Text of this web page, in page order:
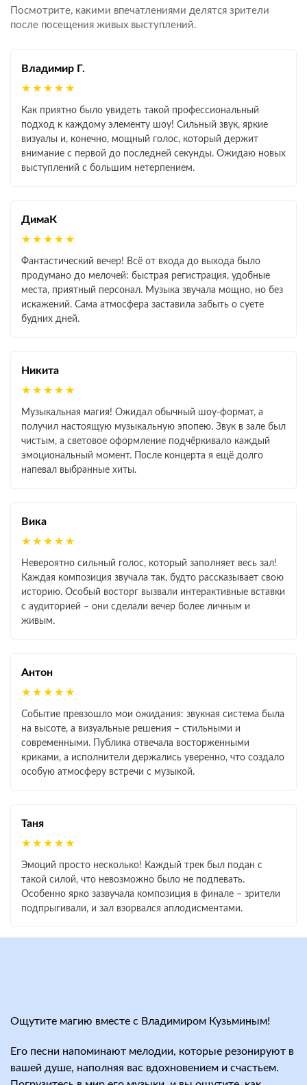
Посмотрите, какими впечатлениями делятся зрители
после посещения живых выступлений.
Владимир Г.
★★★★★
Как приятно было увидеть такой профессиональный
подход к каждому элементу шоу! Сильный звук, яркие
визуалы и, конечно, мощный голос, который держит
внимание с первой до последней секунды. Ожидаю новых
выступлений с большим нетерпением.
ДимаК
★★★★★
Фантастический вечер! Всё от входа до выхода было
продумано до мелочей: быстрая регистрация, удобные
места, приятный персонал. Музыка звучала мощно, но без
искажений. Сама атмосфера заставила забыть о суете
будних дней.
Никита
★★★★★
Музыкальная магия! Ожидал обычный шоу‑формат, а
получил настоящую музыкальную эпопею. Звук в зале был
чистым, а световое оформление подчёркивало каждый
эмоциональный момент. После концерта я ещё долго
напевал выбранные хиты.
Вика
★★★★★
Невероятно сильный голос, который заполняет весь зал!
Каждая композиция звучала так, будто рассказывает свою
историю. Особый восторг вызвали интерактивные вставки
с аудиторией – они сделали вечер более личным и
живым.
Антон
★★★★★
Событие превзошло мои ожидания: звукная система была
на высоте, а визуальные решения – стильными и
современными. Публика отвечала восторженными
криками, а исполнители держались уверенно, что создало
особую атмосферу встречи с музыкой.
Таня
★★★★★
Эмоций просто несколько! Каждый трек был подан с
такой силой, что невозможно было не подпевать.
Особенно ярко зазвучала композиция в финале – зрители
подпрыгивали, и зал взорвался аплодисментами.
Ощутите магию вместе с Владимиром Кузьминым!
Его песни напоминают мелодии, которые резонируют в
вашей душе, наполняя вас вдохновением и счастьем.